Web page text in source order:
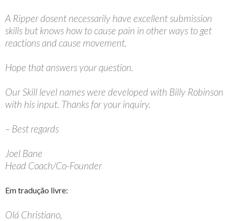
A Ripper dosent necessarily have excellent submission
skills but knows how to cause pain in other ways to get
reactions and cause movement.
Hope that answers your question.
Our Skill level names were developed with Billy Robinson
with his input. Thanks for your inquiry.
– Best regards
Joel Bane
Head Coach/Co-Founder
Em tradução livre:
Olá Christiano,